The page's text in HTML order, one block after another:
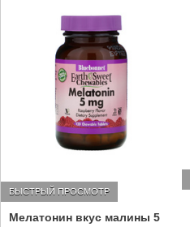
Мелатонин вкус малины 5
БЫСТРЫЙ ПРОСМОТР